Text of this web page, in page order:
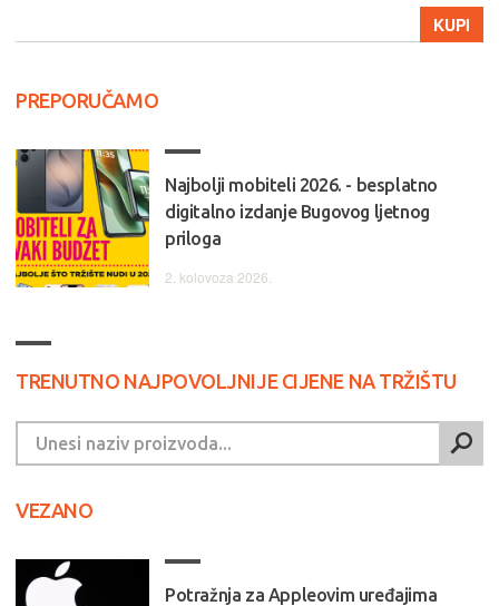
KUPI
PREPORUČAMO
Najbolji mobiteli 2026. - besplatno
digitalno izdanje Bugovog ljetnog
priloga
2. kolovoza 2026.
TRENUTNO NAJPOVOLJNIJE CIJENE NA TRŽIŠTU
VEZANO
Potražnja za Appleovim uređajima